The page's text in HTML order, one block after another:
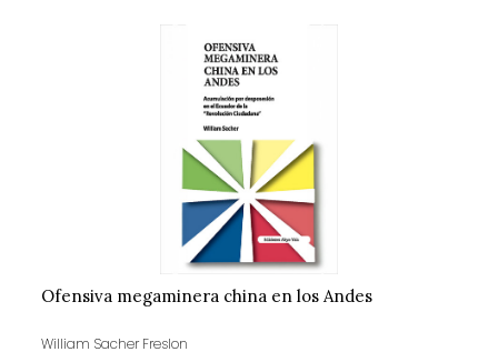
Ofensiva megaminera china en los Andes
William Sacher Freslon